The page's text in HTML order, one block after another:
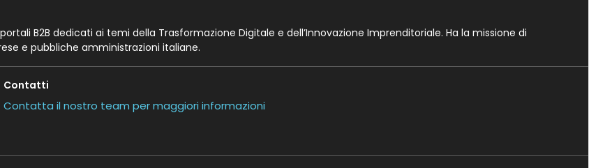
B2B dedicati ai temi della Trasformazione Digitale e dell’Innovazione Imprenditoriale. Ha la missione di
e pubbliche amministrazioni italiane.
Contatti
Contatta il nostro team per maggiori informazioni